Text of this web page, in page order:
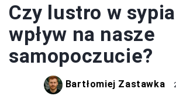
Czy lustro w
wpływ na nasze
samopoczucie?
Bartłomiej Zastawka